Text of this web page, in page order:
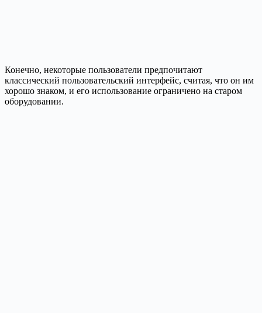
Конечно, некоторые пользователи предпочитают
классический пользовательский интерфейс, считая, что он им
хорошо знаком, и его использование ограничено на старом
оборудовании.